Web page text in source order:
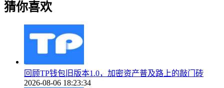
猜你喜欢
回顾TP钱包旧版本1.0，加密资产普及路上的敲门砖
2026-08-06 18:23:34